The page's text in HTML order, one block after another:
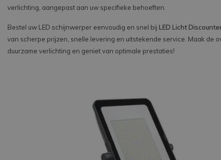
verlichting, aangepast aan uw specifieke behoeften.
Bestel uw LED schijnwerper eenvoudig en snel bij LED Licht
van scherpe prijzen, snelle levering en uitstekende service. Maak de
duurzame verlichting en geniet van optimale prestaties!